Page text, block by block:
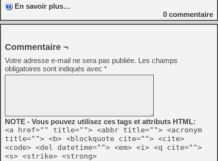
En savoir plus…
0 commentaire
Commentaire ¬
Votre adresse e-mail ne sera pas publiée. Les champs
obligatoires sont indiqués avec *
NOTE - Vous pouvez utilisez ces tags et attributs HTML:
<a href="" title=""> <abbr title=""> <acronym
title=""> <b> <blockquote cite=""> <cite>
<code> <del datetime=""> <em> <i> <q cite="">
<s> <strike> <strong>